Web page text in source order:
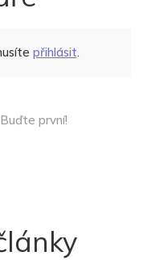
přihlásit.
první!